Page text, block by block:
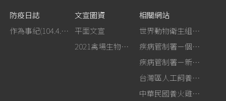
防疫日誌
作為事紀(104.4.13行政院新聞傳播處彙整)
文宣圖資
平面文宣
2021禽場生物安全手冊
相關網站
世界動物衛生組織－禽流感網站
疾病管制署－個人防護裝備使用建議
疾病管制署－新型A型流感專區
台灣區人工飼養鴕鳥協會
中華民國養火雞協會